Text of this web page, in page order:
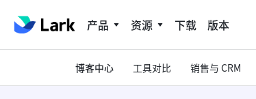
产品 资源 下载 版本
博客中心 工具对比 销售与 CRM